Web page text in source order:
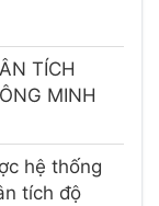
TÍCH
MINH
hệ thống
tích độ